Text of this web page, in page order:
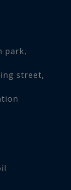
park,
street,